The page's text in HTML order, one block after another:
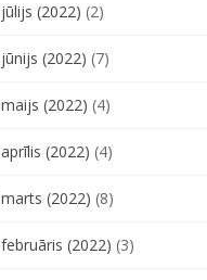
jūlijs (2022) (2)
jūnijs (2022) (7)
maijs (2022) (4)
aprīlis (2022) (4)
marts (2022) (8)
februāris (2022) (3)